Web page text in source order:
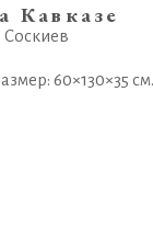
Кавказе
60×130×35